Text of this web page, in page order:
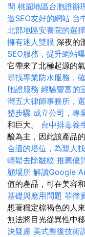
間 桃園地區台胞證辦
造SEO友好的網站 台
北部地區安養院的選
擁有迷人雙眼 深夜的
SEO服務，提升網站
它帶來了北極起源的
尋找專業防水服務，
胞證服務 經驗豐富的
灣五大律師事務所，
整步驟 成立公司，專
和巨大。 台中排毒養
酸為主，因此該產品
合適的塔位，為親人
輕鬆去除皺紋 推薦優
顧場所 解讀Google
值的產品，可在美容
基礎與應用問題 菲律
想著穩定棕褐色的人
無法將目光從異性中
決疑慮 美式整復技術